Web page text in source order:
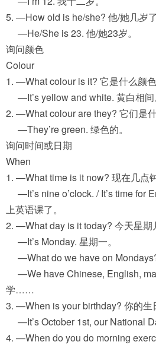
5. —How old is he/she? 他/她几岁
—He/She is 23. 他/她23岁。
询问颜色
Colour
1. —What colour is it? 它是什么颜
—It’s yellow and white. 黄白相间
2. —What colour are they? 它们是
—They’re green. 绿色的。
询问时间或日期
When
1. —What time is it now? 现在几点
—It’s nine o’clock. / It’s time for
上英语课了。
2. —What day is it today? 今天星期
—It’s Monday. 星期一。
—What do we have on
—We have Chinese, English,
学……
3. —When is your birthday? 你的生
—It’s October 1st, our National
4. —When do you do morning